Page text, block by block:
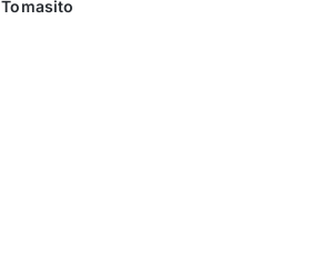
Tomasito